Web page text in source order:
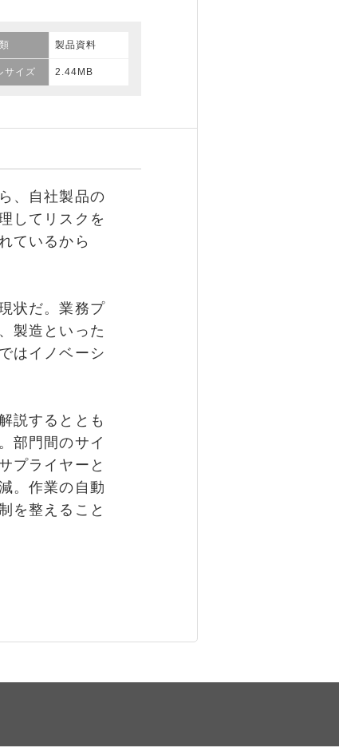
製品資料
サイズ 2.44MB
、自社製品の
してリスクを
ているから
状だ。業務プ
製造といった
はイノベーシ
説するととも
部門間のサイ
プライヤーと
。作業の自動
を整えること